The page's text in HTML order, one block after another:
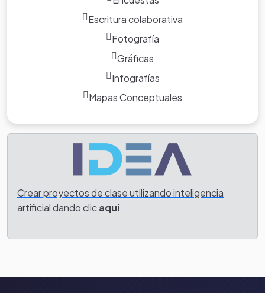
Escritura colaborativa
Fotografía
Gráficas
Infografías
Mapas Conceptuales
Crear proyectos de clase utilizando inteligencia
artificial dando clicaquí